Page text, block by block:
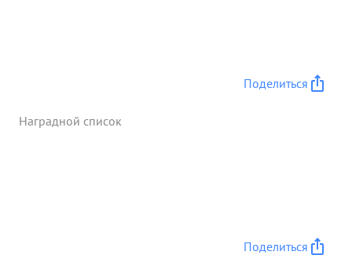
Поделиться
Наградной список
Поделиться